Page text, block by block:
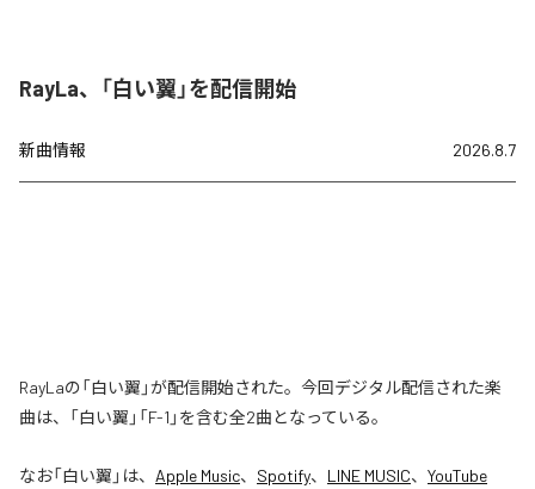
RayLa、「白い翼」を配信開始
新曲情報 2026.8.7
RayLaの「白い翼」が配信開始された。今回デジタル配信された楽
曲は、「白い翼」「F-1」を含む全2曲となっている。
なお「白い翼 」は、 Apple Music、 Spotify、 LINE MUSIC、 YouTube